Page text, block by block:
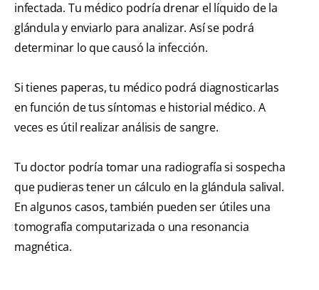
infectada. Tu médico podría drenar el líquido de la
glándula y enviarlo para analizar. Así se podrá
determinar lo que causó la infección.
Si tienes paperas, tu médico podrá diagnosticarlas
en función de tus síntomas e historial médico. A
veces es útil realizar análisis de sangre.
Tu doctor podría tomar una radiografía si sospecha
que pudieras tener un cálculo en la glándula salival.
En algunos casos, también pueden ser útiles una
tomografía computarizada o una resonancia
magnética.